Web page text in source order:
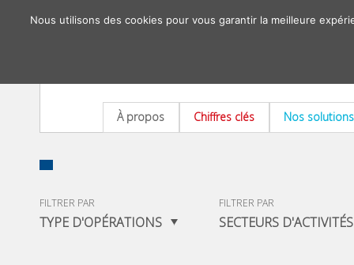
À propos Chiffres clés Nos solutions
FILTRER PAR
TYPE D'OPÉRATIONS
FILTRER PAR
SECTEURS D'ACTIVITÉS
Nous utilisons des cookies pour vous garantir la meilleure